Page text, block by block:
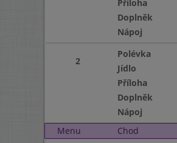
Příloha
Doplněk
Nápoj
2
Polévka
Jídlo
Příloha
Doplněk
Nápoj
Menu
Chod